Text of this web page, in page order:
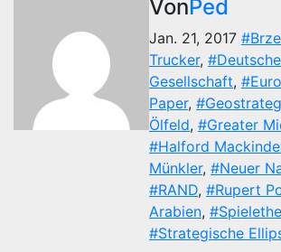
VonPed
Jan. 21, 2017
Trucker,
Gesellschaft,
Paper,
Ölfeld, #Greater
#Halford
Münkler, #Neuer
#RAND, #Rupert
Arabien,
#Strategische